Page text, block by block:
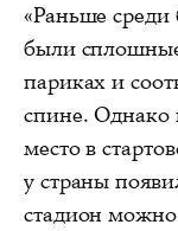
«Раньше
были
париках и
спине.
место в
у страны
стадион